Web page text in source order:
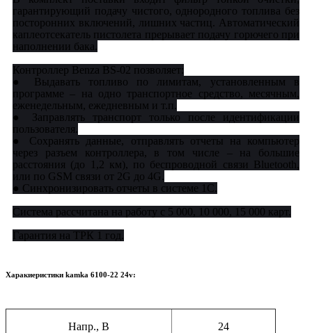
гарантирующий подачу чистого, однородного топлива без
посторонних включений, лишних частиц. Автоматический
каплеотсекатель пистолета прерывает подачу горючего при
наполнении бака.
Контроллер Benza BS-02 позволяет:
● Выдавать топливо по лимитам, установленным в
программе – на одно транспортное средство, месячным,
еженедельным, ежедневным и т.п.
● Заправлять транспорт только после идентификации
пользователя.
● Сохранять данные, отправлять отчеты на компьютер
через разъем контроллера, в том числе – на большие
расстояния (до 1,2 км), по беспроводной связи Bluetooth,
или по GSM связи от 2G до 4G.
● Синхронизировать отчеты в системе 1С.
Система рассчитана на работу с 5 000, 10 000, 15 000 карт.
Гарантия на ТРК 1 год.
Харакиеристики kamka 6100-22 24v:
Напр., В 24